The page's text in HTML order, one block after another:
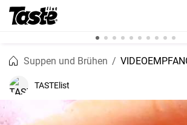
Suppen und Brühen
TASTElist